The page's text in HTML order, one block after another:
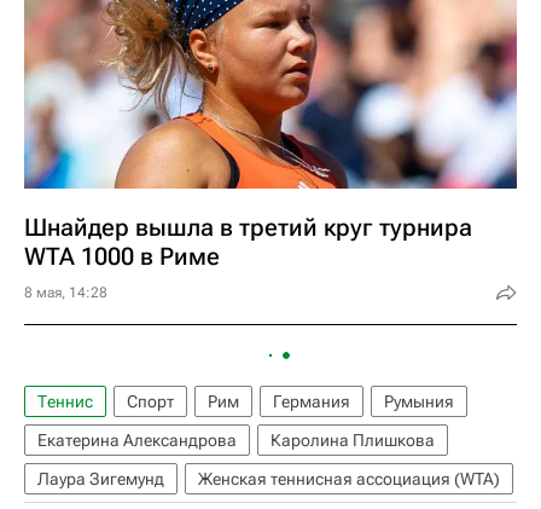
Шнайдер вышла в третий круг турнира
WTA 1000 в Риме
8 мая, 14:28
Теннис Спорт Рим Германия
Румыния
Екатерина Александрова
Каролина Плишкова
Лаура Зигемунд
Женская теннисная ассоциация (WTA)